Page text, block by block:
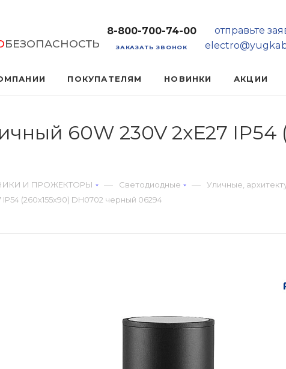
БЕЗОПАСНОСТЬ
8-800-700-74-00
ЗАКАЗАТЬ ЗВОНОК
отправьте
ПОКУПАТЕЛЯМ НОВИНКИ АКЦИИ
60W 230V 2хЕ27
И ПРОЖЕКТОРЫ — Светодиодные — Уличные,
(260х155х90) DH0702 черный 06294